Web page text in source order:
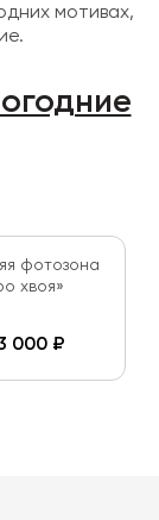
мотивах,
фотозона
хвоя»
000 ₽